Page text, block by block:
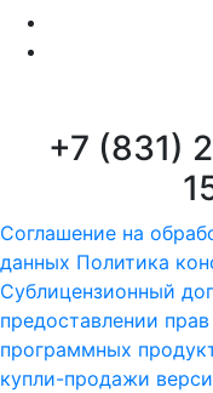
+7 (831)
Соглашение на
данных Политика
Сублицензионный
предоставлении
программных
купли-продажи